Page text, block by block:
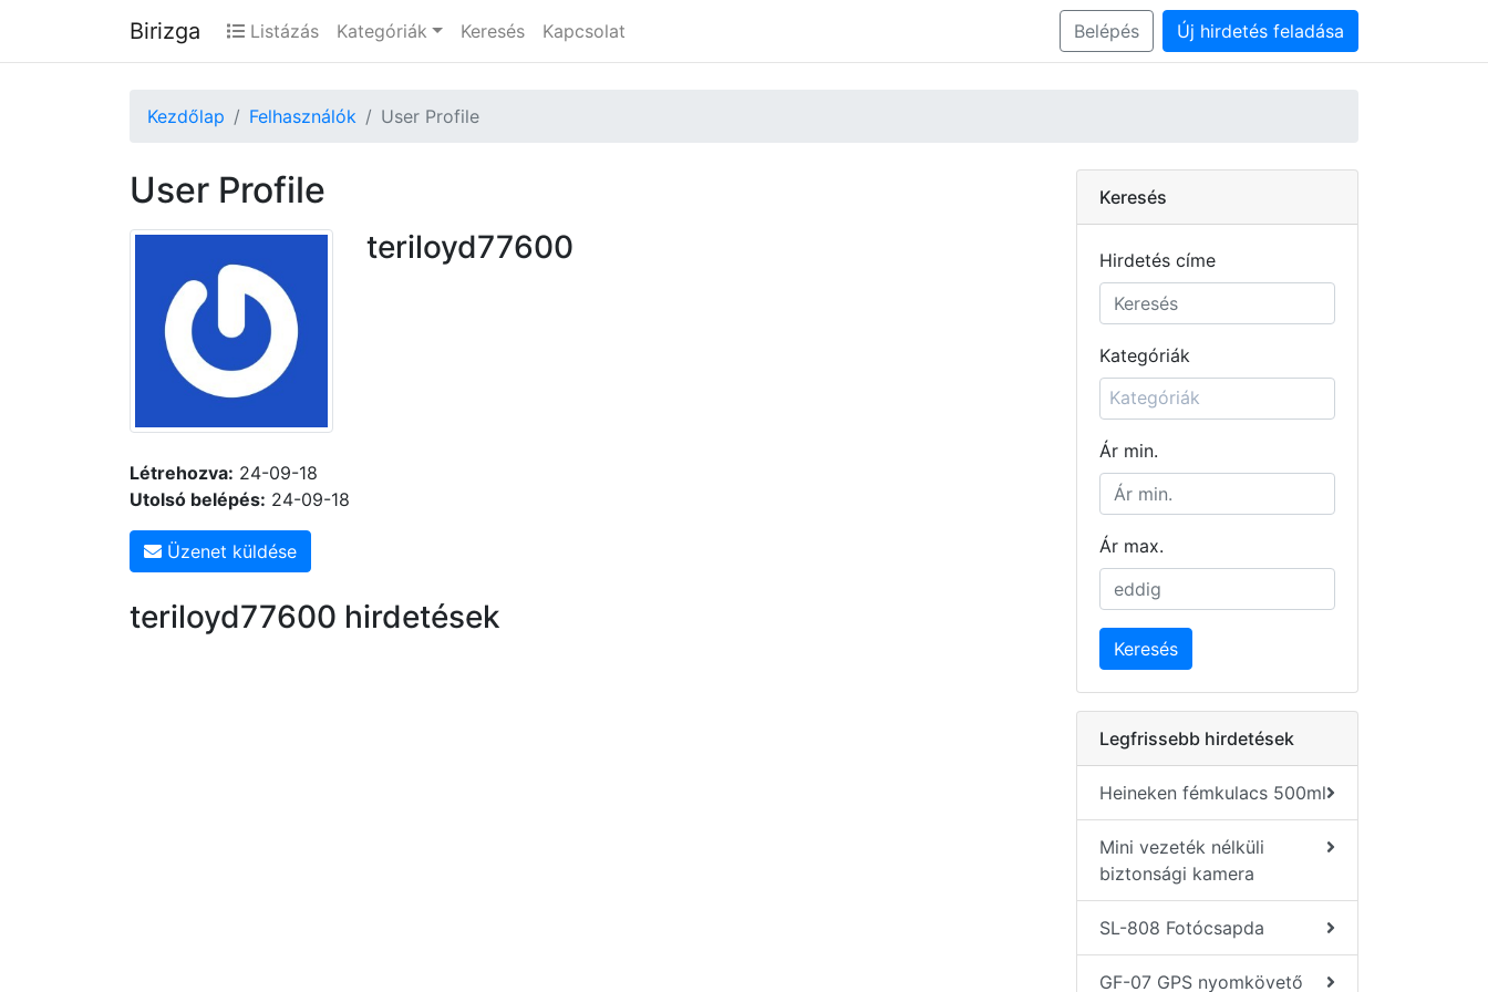
Birizga Listázás Kategóriák Keresés Kapcsolat Belépés Új hirdetés feladása
Kezdőlap Felhasználók User Profile
User Profile
teriloyd77600
Létrehozva: 24-09-18
Utolsó belépés: 24-09-18
Üzenet küldése
teriloyd77600 hirdetések
Keresés
Hirdetés címe
Kategóriák
Ár min.
Ár max.
Keresés
Legfrissebb hirdetések
Heineken fémkulacs 500ml
Mini vezeték nélküli
biztonsági kamera
SL-808 Fotócsapda
GF-07 GPS nyomkövető